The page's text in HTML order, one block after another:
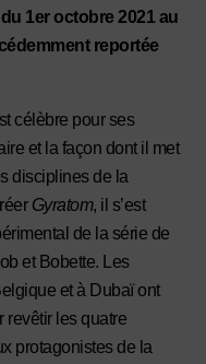
1er octobre 2021 au
reportée
célèbre pour ses
et la façon dont il met
disciplines de la
Gyratom, il s’est
de la série de
et Bobette. Les
et à Dubaï ont
revêtir les quatre
protagonistes de la